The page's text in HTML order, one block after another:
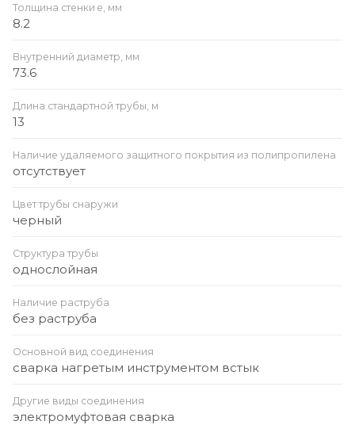
Толщина стенки e, мм
8.2
Внутренний диаметр, мм
73.6
Длина стандартной трубы, м
13
Наличие удаляемого защитного покрытия из полипропилена
отсутствует
Цвет трубы снаружи
черный
Структура трубы
однослойная
Наличие раструба
без раструба
Основной вид соединения
сварка нагретым инструментом встык
Другие виды соединения
электромуфтовая сварка